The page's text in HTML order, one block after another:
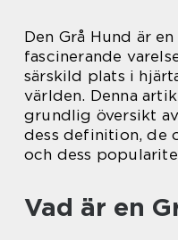
Den Grå Hund är
fascinerande
särskild plats i
världen. Denna
grundlig översikt
dess definition, de
och dess
Vad är en